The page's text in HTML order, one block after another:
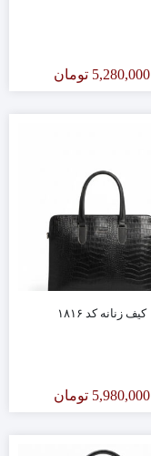
5,280,000 تومان
کیف زنانه کد ۱۸۱۶
5,980,000 تومان